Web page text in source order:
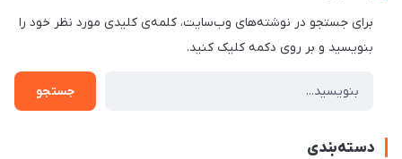
برای جستجو در نوشته‌های وب‌سایت، کلمه‌ی کلیدی مورد نظر خود را
بنویسید و بر روی دکمه کلیک کنید.
جستجو
دسته‌بندی